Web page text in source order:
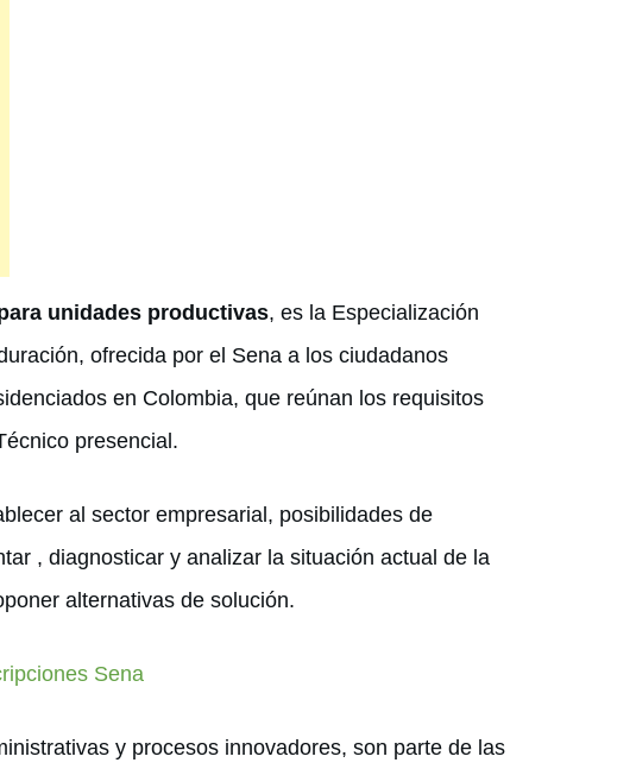
unidades productivas, es la Especialización
ofrecida por el Sena a los ciudadanos
en Colombia, que reúnan los requisitos
presencial.
al sector empresarial, posibilidades de
, diagnosticar y analizar la situación actual de la
alternativas de solución.
Sena
y procesos innovadores, son parte de las